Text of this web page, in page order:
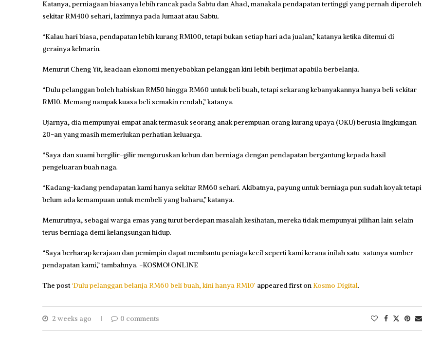
Katanya, perniagaan biasa­nya lebih rancak pada Sabtu dan Ahad, manakala pendapatan tertinggi yang pernah diperoleh
sekitar RM400 sehari, lazimnya pada Jumaat atau Sabtu.
“Kalau hari biasa, pendapatan lebih kurang RM100, tetapi bukan setiap hari ada jualan,” katanya ketika ditemui di
gerainya kelmarin.
Menurut Cheng Yit, keadaan ekonomi menyebabkan pelanggan kini lebih berjimat apabila berbelanja.
“Dulu pelanggan boleh habiskan RM50 hingga RM60 untuk beli buah, tetapi sekarang kebanyakannya hanya beli sekitar
RM10. Memang nampak kuasa beli semakin rendah,” katanya.
Ujarnya, dia mempunyai empat anak termasuk seorang anak perempuan orang kurang upaya (OKU) berusia lingkungan
20-an yang masih memerlukan perhatian keluarga.
“Saya dan suami bergilir-gilir menguruskan kebun dan berniaga dengan pendapatan bergantung kepada hasil
pengeluaran buah naga.
“Kadang-kadang pendapatan kami hanya sekitar RM60 sehari. Akibatnya, payung untuk berniaga pun sudah koyak tetapi
belum ada kemampuan untuk membeli yang baharu,” katanya.
Menurutnya, sebagai warga emas yang turut berdepan masalah kesihatan, mereka tidak mempunyai pilihan lain selain
terus berniaga demi kelangsu­ngan hidup.
“Saya berharap kerajaan dan pemimpin dapat membantu peniaga kecil seperti kami kerana inilah satu-satunya sumber
pendapatan kami,” tambahnya. -KOSMO! ONLINE
The post‘Dulu pelanggan belanja RM60 beli buah, kini hanya RM10’ appeared first on Kosmo Digital.
2 weeks ago 0 comments